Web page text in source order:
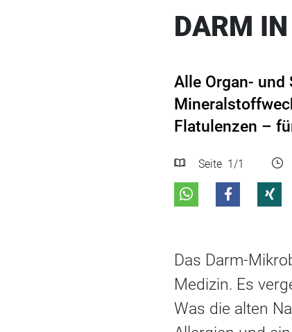
DARM
Alle Organ-
Flatulenzen –
Seite 1 /1
Das Darm-
Medizin. Es
Was die alten